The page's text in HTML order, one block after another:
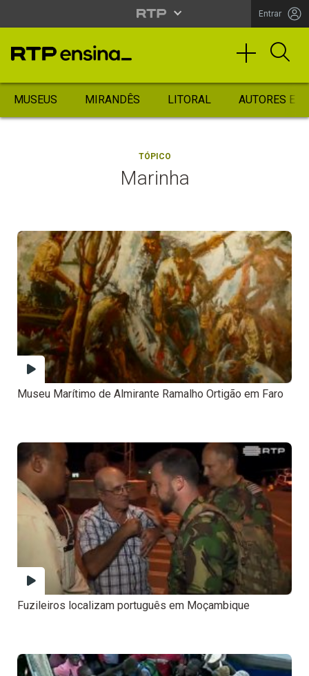
Entrar
MUSEUS MIRANDÊS LITORAL AUTORES
TÓPICO
Marinha
Museu Marítimo de Almirante Ramalho Ortigão em Faro
Fuzileiros localizam português em Moçambique